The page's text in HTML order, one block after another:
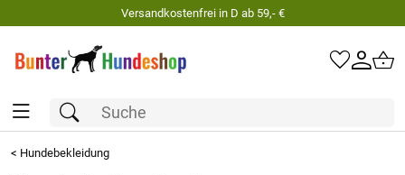
Persönliche Beratung unter 06122 - 92 77 62 2
< Hundebekleidung